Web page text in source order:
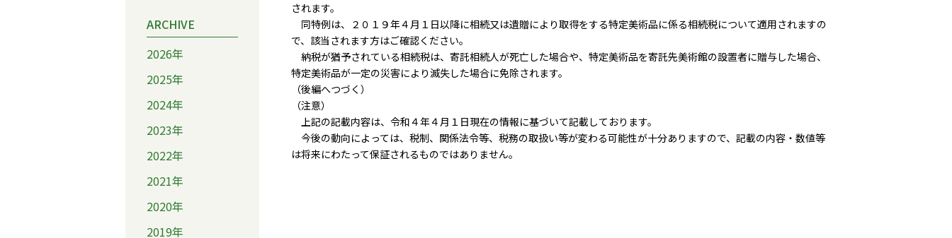
ARCHIVE
2026年
2025年
2024年
2023年
2022年
2021年
2020年
2019年
されます。
同特例は、２０１９年４月１日以降に相続又は遺贈により取得をする特定美術品に係る相続税について適用されますの
で、該当されます方はご確認ください。
納税が猶予されている相続税は、寄託相続人が死亡した場合や、特定美術品を寄託先美術館の設置者に贈与した場合、
特定美術品が一定の災害により滅失した場合に免除されます。
（後編へつづく）
（注意）
上記の記載内容は、令和４年４月１日現在の情報に基づいて記載しております。
今後の動向によっては、税制、関係法令等、税務の取扱い等が変わる可能性が十分ありますので、記載の内容・数値等
は将来にわたって保証されるものではありません。